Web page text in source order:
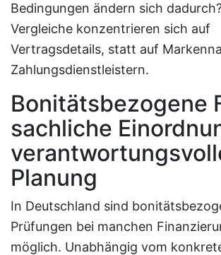
Bedingungen ändern sich
Vergleiche konzentrieren sich auf
Vertragsdetails, statt auf
Zahlungsdienstleistern.
Bonitätsbezogene
sachliche
Planung
In Deutschland sind
Prüfungen bei manchen
möglich. Unabhängig vom